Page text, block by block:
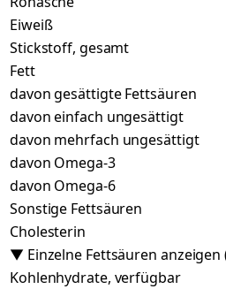
Eiweiß
Stickstoff, gesamt
Fett
davon gesättigte Fettsäuren
davon einfach ungesättigt
davon mehrfach ungesättigt
davon Omega-3
davon Omega-6
Sonstige Fettsäuren
Cholesterin
▼ Einzelne Fettsäuren anzeigen
Kohlenhydrate, verfügbar